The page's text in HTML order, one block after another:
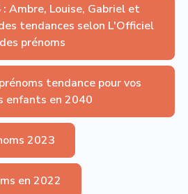
Ambre, Louise, Gabriel et
tendances selon L'Officiel
des prénoms
tendance pour vos
enfants en 2040
2023
en 2022